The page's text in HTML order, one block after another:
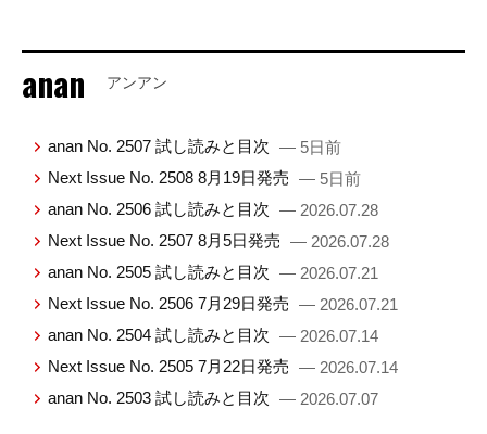
anan アンアン
anan No. 2507 試し読みと目次 — 5日前
Next Issue No. 2508 8月19日発売 — 5日前
anan No. 2506 試し読みと目次 — 2026.07.28
Next Issue No. 2507 8月5日発売 — 2026.07.28
anan No. 2505 試し読みと目次 — 2026.07.21
Next Issue No. 2506 7月29日発売 — 2026.07.21
anan No. 2504 試し読みと目次 — 2026.07.14
Next Issue No. 2505 7月22日発売 — 2026.07.14
anan No. 2503 試し読みと目次 — 2026.07.07